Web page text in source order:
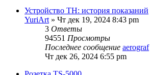
Устройство TH: история показаний
YuriArt » Чт дек 19, 2024 8:43 pm
3 Ответы
94551 Просмотры
Последнее сообщение aerograf
Чт дек 26, 2024 6:55 pm